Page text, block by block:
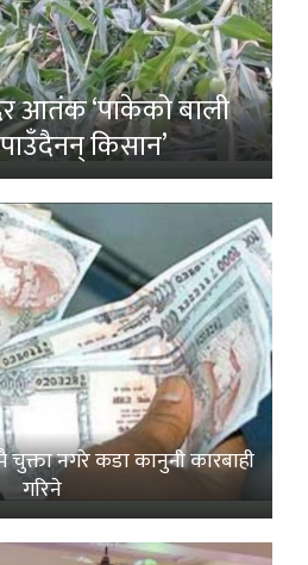
आतंक ‘पाकेको बाली
किसान’
नगरे कडा कानुनी कारबाही
गरिने